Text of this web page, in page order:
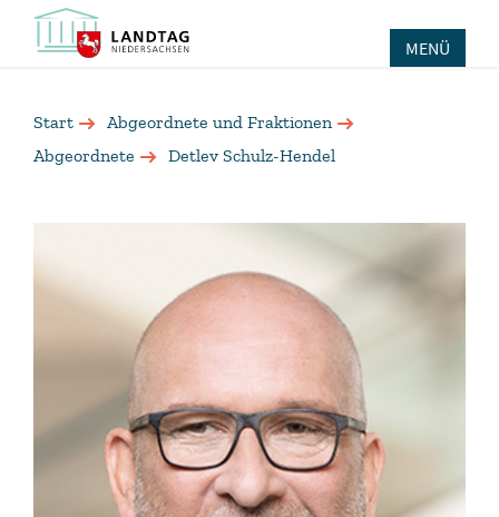
MENÜ
Start
Abgeordnete und Fraktionen
Abgeordnete
Detlev Schulz-Hendel